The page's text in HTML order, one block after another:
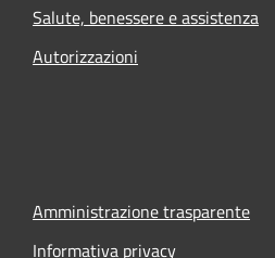
Salute, benessere e assistenza
Autorizzazioni
Amministrazione trasparente
Informativa privacy